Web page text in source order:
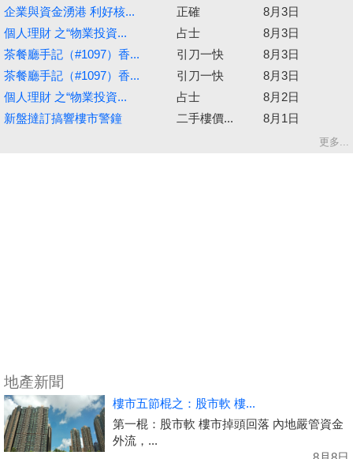
企業與資金湧港 利好核... 正確
8月3日
個人理財 之“物業投資...
占士
8月3日
茶餐廳手記（#1097）香...
引刀一快
8月3日
茶餐廳手記（#1097）香...
引刀一快
8月3日
個人理財 之“物業投資...
占士
8月2日
新盤撻訂搞響樓市警鐘
二手樓價... 8月1日
更多...
地產新聞
樓市五節棍之：股市軟 樓...
第一棍：股市軟 樓市掉頭回落 內地嚴管資金
外流，...